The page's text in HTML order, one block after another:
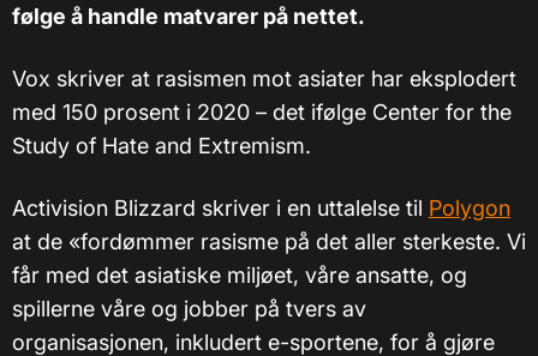
følge å handle matvarer på nettet.
Vox skriver at rasismen mot asiater har eksplodert
med 150 prosent i 2020 – det ifølge Center for the
Study of Hate and Extremism.
Activision Blizzard skriver i en uttalelse til Polygon
at de «fordømmer rasisme på det aller sterkeste. Vi
får med det asiatiske miljøet, våre ansatte, og
spillerne våre og jobber på tvers av
organisasjonen, inkludert e-sportene, for å gjøre